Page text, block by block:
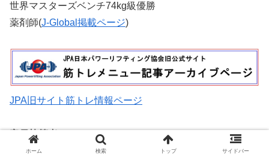
世界マスターズベンチ74kg級優勝
薬剤師(J-Global掲載ページ)
JPA旧サイト筋トレ情報ページ
客員執筆者
ホーム 検索 トップ サイドバー